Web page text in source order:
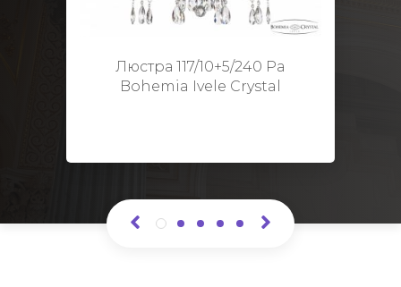
Люстра 117/10+5/240 Pa
Bohemia Ivele Crystal
Диаметр: 70 см